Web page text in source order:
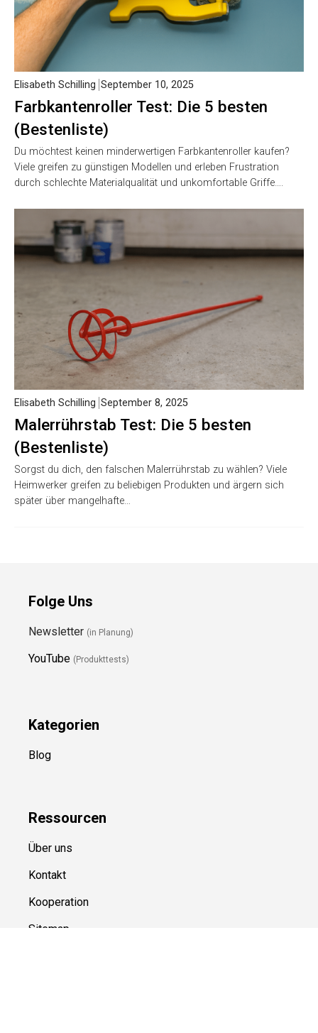
Farbkantenroller Test: Die 5 besten
(Bestenliste)
Elisabeth Schilling September 10, 2025
Du möchtest keinen minderwertigen Farbkantenroller kaufen?
Viele greifen zu günstigen Modellen und erleben Frustration
durch schlechte Materialqualität und unkomfortable Griffe….
Malerrührstab Test: Die 5 besten
(Bestenliste)
Elisabeth Schilling September 8, 2025
Sorgst du dich, den falschen Malerrührstab zu wählen? Viele
Heimwerker greifen zu beliebigen Produkten und ärgern sich
später über mangelhafte…
Folge Uns
Newsletter (in Planung)
YouTube (Produkttests)
Kategorien
Blog
Ressourcen
Über uns
Kontakt
Kooperation
Sitemap